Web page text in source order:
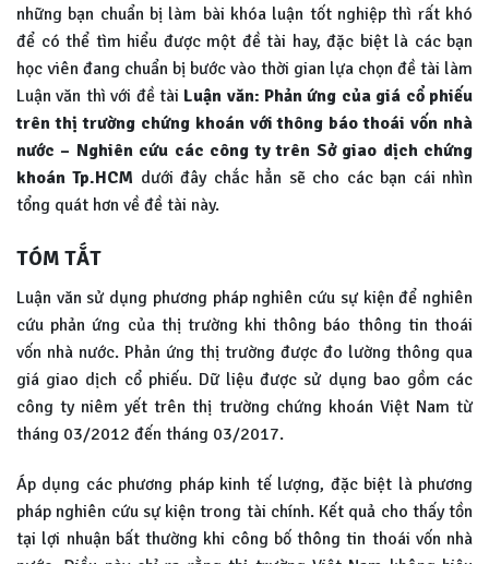
những bạn chuẩn bị làm bài khóa luận tốt nghiệp thì rất khó
để có thể tìm hiểu được một đề tài hay, đặc biệt là các bạn
học viên đang chuẩn bị bước vào thời gian lựa chọn đề tài làm
Luận văn thì với đề tài Luận văn: Phản ứng của giá cổ phiếu
trên thị trường chứng khoán với thông báo thoái vốn nhà
nước – Nghiên cứu các công ty trên Sở giao dịch chứng
khoán Tp.HCM dưới đây chắc hẳn sẽ cho các bạn cái nhìn
tổng quát hơn về đề tài này.
TÓM TẮT
Luận văn sử dụng phương pháp nghiên cứu sự kiện để nghiên
cứu phản ứng của thị trường khi thông báo thông tin thoái
vốn nhà nước. Phản ứng thị trường được đo lường thông qua
giá giao dịch cổ phiếu. Dữ liệu được sử dụng bao gồm các
công ty niêm yết trên thị trường chứng khoán Việt Nam từ
tháng 03/2012 đến tháng 03/2017.
Áp dụng các phương pháp kinh tế lượng, đặc biệt là phương
pháp nghiên cứu sự kiện trong tài chính. Kết quả cho thấy tồn
tại lợi nhuận bất thường khi công bố thông tin thoái vốn nhà